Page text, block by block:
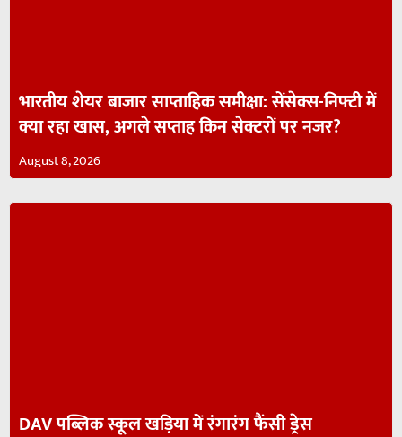
भारतीय शेयर बाजार साप्ताहिक समीक्षा: सेंसेक्स-निफ्टी में
क्या रहा खास, अगले सप्ताह किन सेक्टरों पर नजर?
August 8, 2026
DAV पब्लिक स्कूल खड़िया में रंगारंग फैंसी ड्रेस